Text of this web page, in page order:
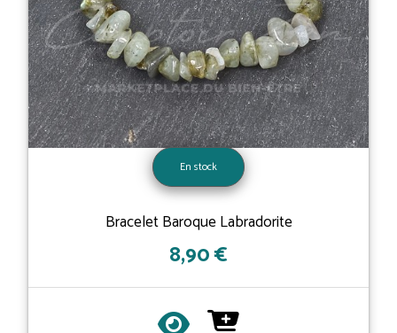
En stock
Bracelet Baroque Labradorite
8,90 €